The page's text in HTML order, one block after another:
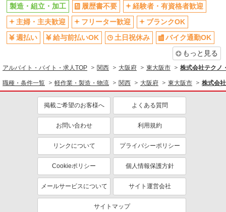
製造・組立・加工 履歴書不要
経験者・有資格者歓迎
主婦・主夫歓迎
フリーター歓迎
ブランクOK
週払い
給与前払いOK 土日祝休み
バイク通勤OK
もっと見る
アルバイト・バイト・求人TOP 関西 大阪府 東大阪市 株式会社テクノ
職種・条件一覧 軽作業・製造・物流 関西 大阪府 東大阪市 株式会
掲載ご希望のお客様へ よくある質問
お問い合わせ 利用規約
リンクについて プライバシーポリシー
Cookieポリシー 個人情報保護方針
メールサービスについて サイト運営会社
サイトマップ